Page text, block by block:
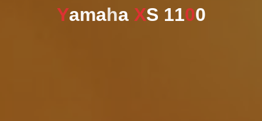
Yamaha XS 1100